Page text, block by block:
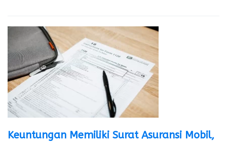
Keuntungan Memiliki Surat Asuransi Mobil,